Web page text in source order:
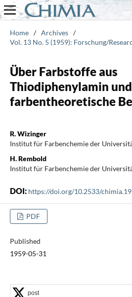
Home / Archives /
Vol. 13 No. 5 (1959): Forschung/
Über Farbstoffe aus
Thiodiphenylamin
farbentheoretische
R. Wizinger
Institut für Farbenchemie der
H. Rembold
Institut für Farbenchemie der
DOI: https://doi.org/10.2533/
PDF
Published
1959-05-31
post